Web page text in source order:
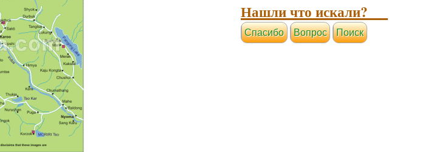
Нашли что искали?
Cпасибо Вопрос Поиск